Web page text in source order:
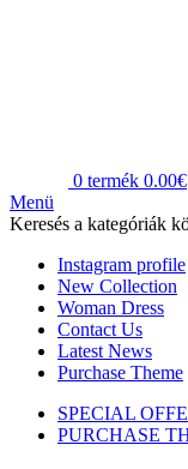
0 termék 0.00€
Menü
Keresés a kategóriák
Instagram profile
New Collection
Woman Dress
Contact Us
Latest News
Purchase Theme
SPECIAL
PURCHASE